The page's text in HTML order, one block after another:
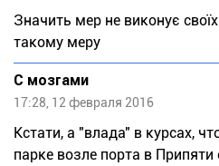
Значить мер не виконує
такому меру
С мозгами
17:28, 12 февраля 2016
Кстати, а "влада" в курсах,
парке возле порта в